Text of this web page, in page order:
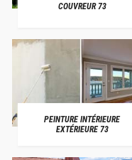
COUVREUR 73
PEINTURE INTÉRIEURE
EXTÉRIEURE 73